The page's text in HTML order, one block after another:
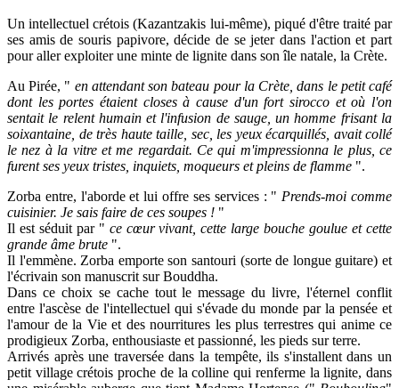
Un intellectuel crétois (Kazantzakis lui-même), piqué d'être traité par
ses amis de souris papivore, décide de se jeter dans l'action et part
pour aller exploiter une minte de lignite dans son île natale, la Crète.
Au Pirée, " en attendant son bateau pour la Crète, dans le petit café
dont les portes étaient closes à cause d'un fort sirocco et où l'on
sentait le relent humain et l'infusion de sauge, un homme frisant la
soixantaine, de très haute taille, sec, les yeux écarquillés, avait collé
le nez à la vitre et me regardait. Ce qui m'impressionna le plus, ce
furent ses yeux tristes, inquiets, moqueurs et pleins de flamme ".
Zorba entre, l'aborde et lui offre ses services : " Prends-moi comme
cuisinier. Je sais faire de ces soupes ! "
Il est séduit par " ce cœur vivant, cette large bouche goulue et cette
grande âme brute ".
Il l'emmène. Zorba emporte son santouri (sorte de longue guitare) et
l'écrivain son manuscrit sur Bouddha.
Dans ce choix se cache tout le message du livre, l'éternel conflit
entre l'ascèse de l'intellectuel qui s'évade du monde par la pensée et
l'amour de la Vie et des nourritures les plus terrestres qui anime ce
prodigieux Zorba, enthousiaste et passionné, les pieds sur terre.
Arrivés après une traversée dans la tempête, ils s'installent dans un
petit village crétois proche de la colline qui renferme la lignite, dans